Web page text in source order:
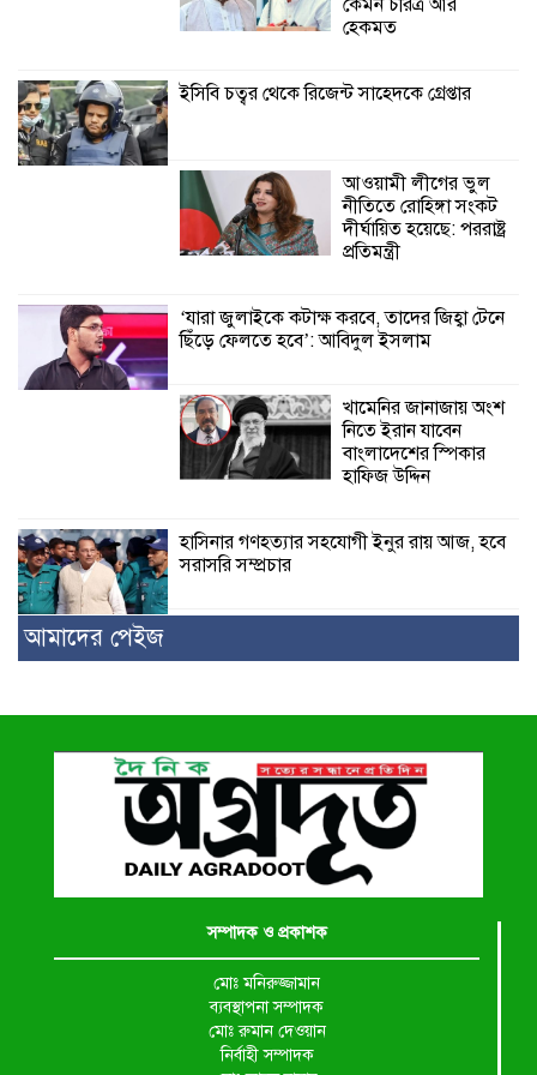
শ্যামনগরে বনবিভাগ ও সিএমসির সাথে
কেমন চরিত্র আর
হেকমত
ইসিবি চত্বর থেকে রিজেন্ট সাহেদকে গ্রেপ্তার
আওয়ামী লীগের ভুল
নীতিতে রোহিঙ্গা সংকট
দীর্ঘায়িত হয়েছে: পররাষ্ট্র
প্রতিমন্ত্রী
‘যারা জুলাইকে কটাক্ষ করবে, তাদের জিহ্বা টেনে
ছিঁড়ে ফেলতে হবে’: আবিদুল ইসলাম
খামেনির জানাজায় অংশ
নিতে ইরান যাবেন
বাংলাদেশের স্পিকার
হাফিজ উদ্দিন
হাসিনার গণহত্যার সহযোগী ইনুর রায় আজ, হবে
সরাসরি সম্প্রচার
আমাদের পেইজ
সম্পাদক ও প্রকাশক
মোঃ মনিরুজ্জামান
ব্যবস্থাপনা সম্পাদক
মোঃ রুমান দেওয়ান
নির্বাহী সম্পাদক